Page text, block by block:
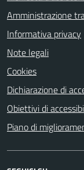
Amministrazione
Informativa privacy
Note legali
Cookies
Dichiarazione di
Obiettivi di
Piano di